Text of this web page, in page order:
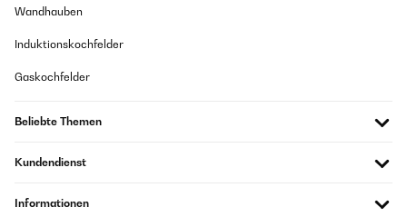
Acheté lors d’un changement de véhicule, je voulais une glacière,
cigare . Utilisé depuis 1 an, je ne suis pas déçu par mon achat,
refroidit très correctement. On entend bien un léger bruit de
disparait. Je n’ai pas eu de condensation vu dans d’autres
dans la maison ce qui m’a bien dépanné une ou deux fois.
eigenständig überprüft
Wandhauben
Induktionskochfelder
Gaskochfelder
Beliebte Themen
Kundendienst
Informationen